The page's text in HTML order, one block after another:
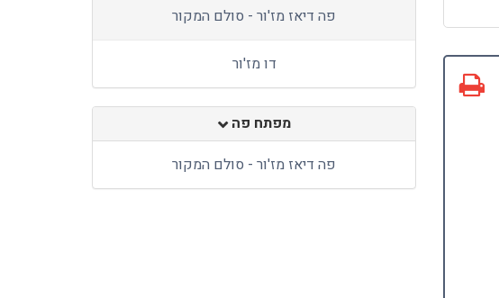
פה דיאז מז'ור - סולם המקור
דו מז'ור
מפתח פה
פה דיאז מז'ור - סולם המקור